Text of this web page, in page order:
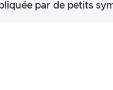
par de petits